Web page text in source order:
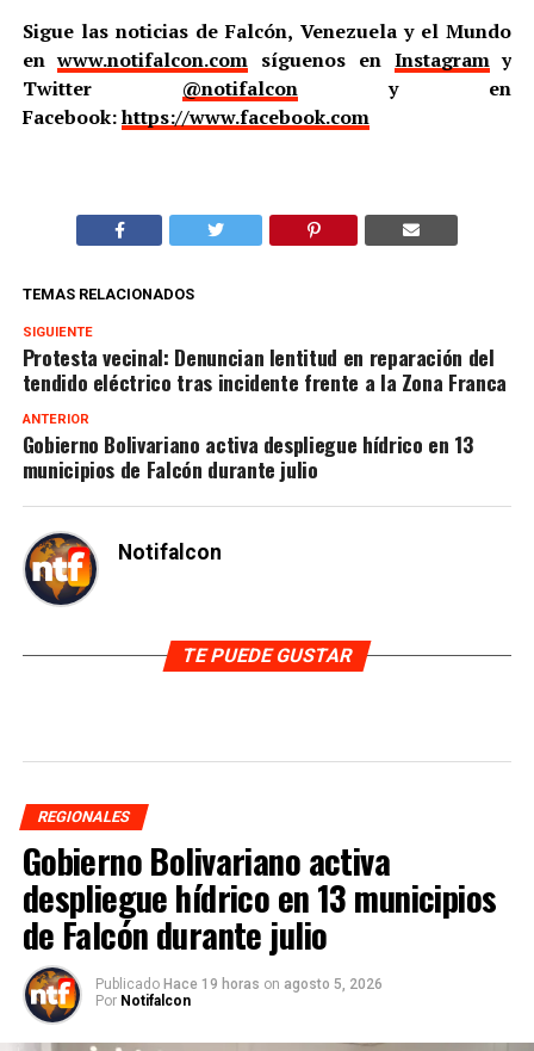
Sigue las noticias de Falcón, Venezuela y el Mundo
enwww.notifalcon.com síguenos en Instagramy
Twitter @notifalcony en
Facebook:https://www.facebook.com
TEMAS RELACIONADOS
SIGUIENTE
Protesta vecinal: Denuncian lentitud en reparación del
tendido eléctrico tras incidente frente a la Zona Franca
ANTERIOR
Gobierno Bolivariano activa despliegue hídrico en 13
municipios de Falcón durante julio
Notifalcon
TE PUEDE GUSTAR
REGIONALES
Gobierno Bolivariano activa
despliegue hídrico en 13 municipios
de Falcón durante julio
Publicado Hace 19 horas on agosto 5, 2026
Por Notifalcon